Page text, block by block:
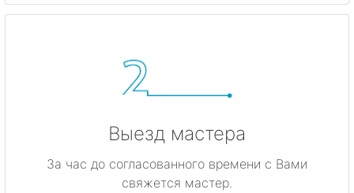
Выезд мастера
За час до согласованного времени с Вами
свяжется мастер.